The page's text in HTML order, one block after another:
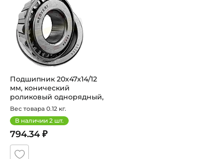
Возможность дополнительной смазки
Классификация завода - производителя:
Конические роликовые однорядные подшипники
Страна происхождения:
Подшипник 20х47х14/12
мм, конический
роликовый однорядный,
на вал 20 мм...
Вес товара 0.12 кг.
В наличии 2 шт.
794.34 ₽